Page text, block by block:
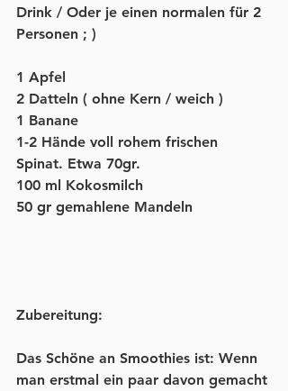
Drink / Oder je einen normalen für 2
Personen ; )
1 Apfel
2 Datteln ( ohne Kern / weich )
1 Banane
1-2 Hände voll rohem frischen
Spinat. Etwa 70gr.
100 ml Kokosmilch
50 gr gemahlene Mandeln
Zubereitung:
Das Schöne an Smoothies ist: Wenn
man erstmal ein paar davon gemacht